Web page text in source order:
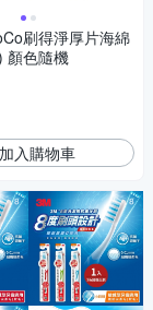
刷得淨厚片海綿
顏色隨機
入購物車